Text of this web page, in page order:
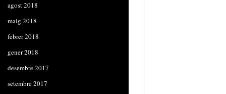
agost 2018
maig 2018
febrer 2018
gener 2018
desembre 2017
setembre 2017